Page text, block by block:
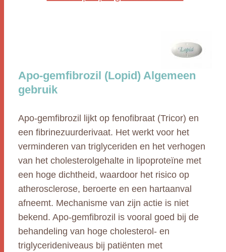
Apo-gemfibrozil (Lopid) Algemeen
gebruik
Apo-gemfibrozil lijkt op fenofibraat (Tricor) en
een fibrinezuurderivaat. Het werkt voor het
verminderen van triglyceriden en het verhogen
van het cholesterolgehalte in lipoproteïne met
een hoge dichtheid, waardoor het risico op
atherosclerose, beroerte en een hartaanval
afneemt. Mechanisme van zijn actie is niet
bekend. Apo-gemfibrozil is vooral goed bij de
behandeling van hoge cholesterol- en
triglycerideniveaus bij patiënten met